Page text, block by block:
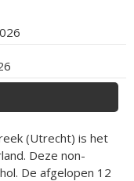
(Utrecht) is het
Deze non-
De afgelopen 12